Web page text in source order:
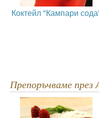
Коктейл "Кампари
Препоръчваме през